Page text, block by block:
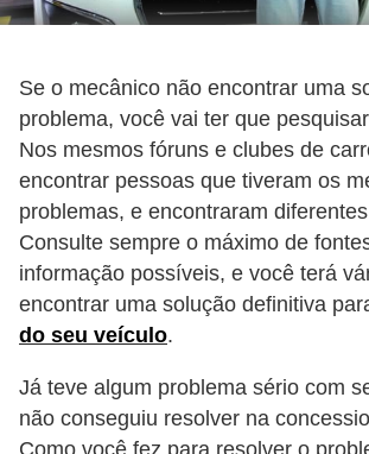
Se o mecânico não encontrar uma
problema, você vai ter que
Nos mesmos fóruns e clubes de
encontrar pessoas que tiveram os
problemas, e encontraram
Consulte sempre o máximo de
informação possíveis, e você terá
encontrar uma solução definitiva
do seu veículo.
Já teve algum problema sério com
não conseguiu resolver na
Como você fez para resolver o
l
e
m
a
n
u
t
n
ã
o